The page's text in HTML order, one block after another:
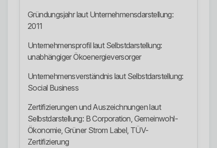
Gründungsjahr laut Unternehmensdarstellung:
2011
Unternehmensprofil laut Selbstdarstellung:
unabhängiger Ökoenergieversorger
Unternehmensverständnis laut Selbstdarstellung:
Social Business
Zertifizierungen und Auszeichnungen laut
Selbstdarstellung: B Corporation, Gemeinwohl-
Ökonomie, Grüner Strom Label, TÜV-
Zertifizierung